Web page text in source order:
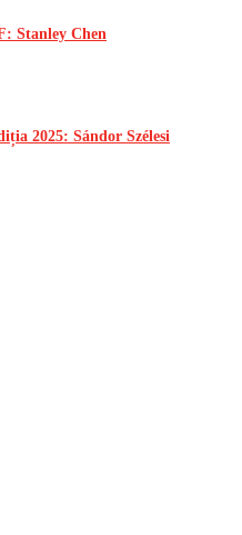
Stanley Chen
2025: Sándor Szélesi